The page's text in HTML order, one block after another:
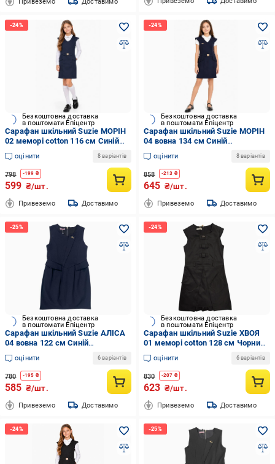
Безкоштовна доставка
в поштомати Епіцентр
Сарафан шкільний Suzie МОРІН
02 меморі cotton 116 см Синій
(2184_116)
оцінити 8 варіантів
798 -199 ₴
599 ₴/шт.
Привеземо Доставимо
Безкоштовна доставка
в поштомати Епіцентр
Сарафан шкільний Suzie МОРІН
04 вовна 134 см Синій
(2559_134)
оцінити 8 варіантів
858 -213 ₴
645 ₴/шт.
Привеземо Доставимо
Безкоштовна доставка
в поштомати Епіцентр
Сарафан шкільний Suzie АЛІСА
04 вовна 122 см Синій
(210001_122)
оцінити 6 варіантів
780 -195 ₴
585 ₴/шт.
Привеземо Доставимо
Безкоштовна доставка
в поштомати Епіцентр
Сарафан шкільний Suzie ХВОЯ
01 меморі cotton 128 см Чорний
(299801_128)
оцінити 6 варіантів
830 -207 ₴
623 ₴/шт.
Привеземо Доставимо